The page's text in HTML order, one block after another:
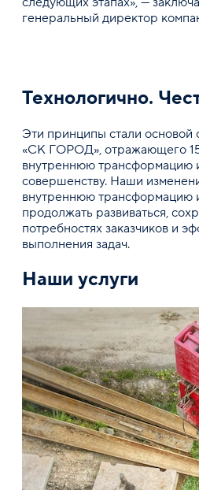
генеральный директор
Технологично.
Эти принципы стали основой
«СК ГОРОД», отражающего
внутреннюю трансформацию
совершенству. Наши
внутреннюю трансформацию
продолжать развиваться,
потребностях заказчиков и
выполнения задач.
Наши услуги